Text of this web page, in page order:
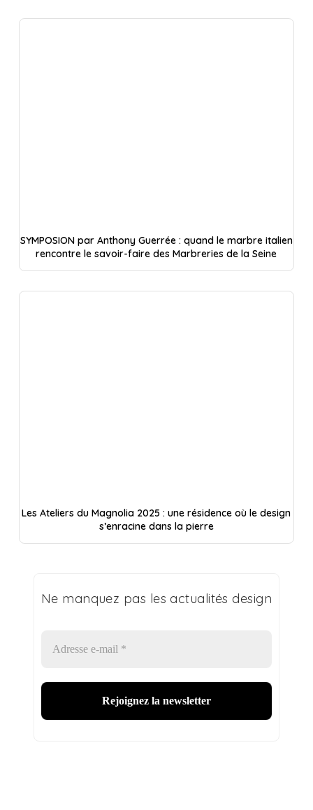
SYMPOSION par Anthony Guerrée : quand le marbre italien
rencontre le savoir-faire des Marbreries de la Seine
Les Ateliers du Magnolia 2025 : une résidence où le design
s’enracine dans la pierre
Ne manquez pas les actualités design